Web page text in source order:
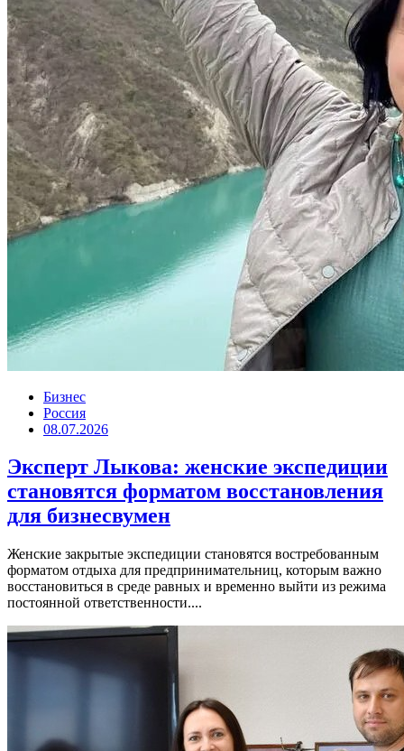
Бизнес
Россия
08.07.2026
Эксперт Лыкова: женские экспедиции
становятся форматом восстановления
для бизнесвумен
Женские закрытые экспедиции становятся востребованным
форматом отдыха для предпринимательниц, которым важно
восстановиться в среде равных и временно выйти из режима
постоянной ответственности....